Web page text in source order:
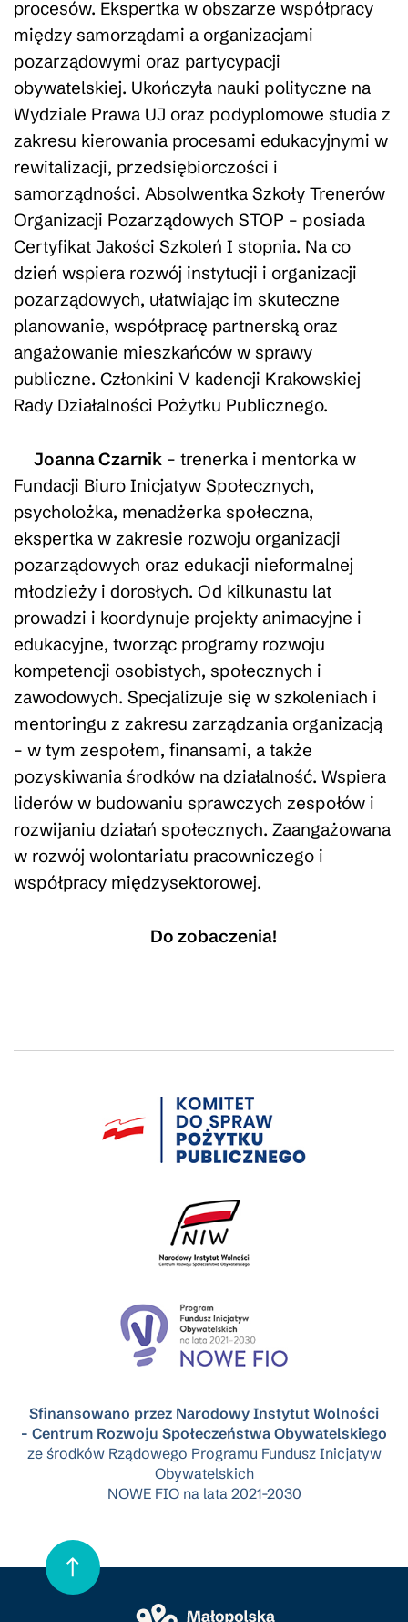
procesów. Ekspertka w obszarze współpracy
między samorządami a organizacjami
pozarządowymi oraz partycypacji
obywatelskiej. Ukończyła nauki polityczne na
Wydziale Prawa UJ oraz podyplomowe studia z
zakresu kierowania procesami edukacyjnymi w
rewitalizacji, przedsiębiorczości i
samorządności. Absolwentka Szkoły Trenerów
Organizacji Pozarządowych STOP – posiada
Certyfikat Jakości Szkoleń I stopnia. Na co
dzień wspiera rozwój instytucji i organizacji
pozarządowych, ułatwiając im skuteczne
planowanie, współpracę partnerską oraz
angażowanie mieszkańców w sprawy
publiczne. Członkini V kadencji Krakowskiej
Rady Działalności Pożytku Publicznego.
Joanna Czarnik– trenerka i mentorka w
Fundacji Biuro Inicjatyw Społecznych,
psycholożka, menadżerka społeczna,
ekspertka w zakresie rozwoju organizacji
pozarządowych oraz edukacji nieformalnej
młodzieży i dorosłych. Od kilkunastu lat
prowadzi i koordynuje projekty animacyjne i
edukacyjne, tworząc programy rozwoju
kompetencji osobistych, społecznych i
zawodowych. Specjalizuje się w szkoleniach i
mentoringu z zakresu zarządzania organizacją
– w tym zespołem, finansami, a także
pozyskiwania środków na działalność. Wspiera
liderów w budowaniu sprawczych zespołów i
rozwijaniu działań społecznych. Zaangażowana
w rozwój wolontariatu pracowniczego i
współpracy międzysektorowej.
Do zobaczenia!
Sfinansowano przez Narodowy Instytut Wolności
- Centrum Rozwoju Społeczeństwa Obywatelskiego
ze środków Rządowego Programu Fundusz Inicjatyw
Obywatelskich
NOWE FIO na lata 2021-2030